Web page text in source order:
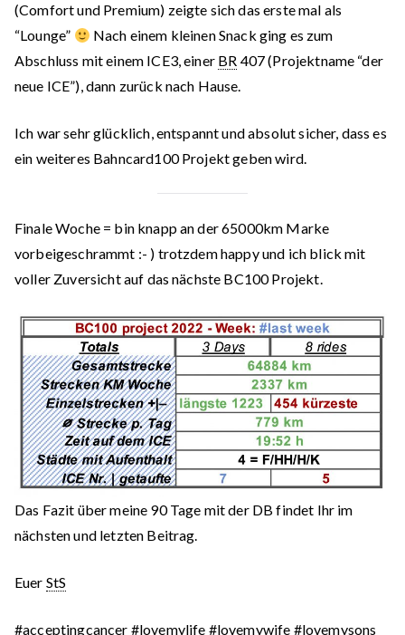
(Comfort und Premium) zeigte sich das erste mal als
“Lounge”
Nach einem kleinen Snack ging es zum
Abschluss mit einem ICE3, einer BR 407 (Projektname “der
neue ICE”), dann zurück nach Hause.
Ich war sehr glücklich, entspannt und absolut sicher, dass es
ein weiteres Bahncard100 Projekt geben wird.
Finale Woche = bin knapp an der 65000km Marke
vorbeigeschrammt :- ) trotzdem happy und ich blick mit
voller Zuversicht auf das nächste BC100 Projekt.
Das Fazit über meine 90 Tage mit der DB findet Ihr im
nächsten und letzten Beitrag.
Euer StS
#acceptingcancer #lovemylife #lovemywife #lovemysons